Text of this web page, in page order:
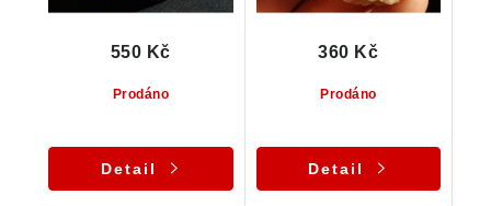
Prodáno
550 Kč
Detail
Prodáno
360 Kč
Detail